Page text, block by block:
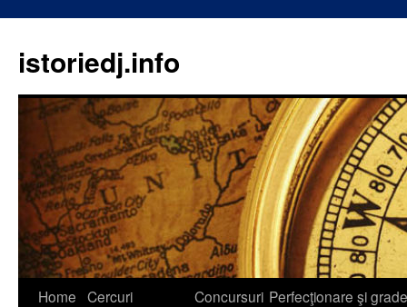
istoriedj.info
Skip
Home Cercuri
Concursuri Perfecţionare şi grade